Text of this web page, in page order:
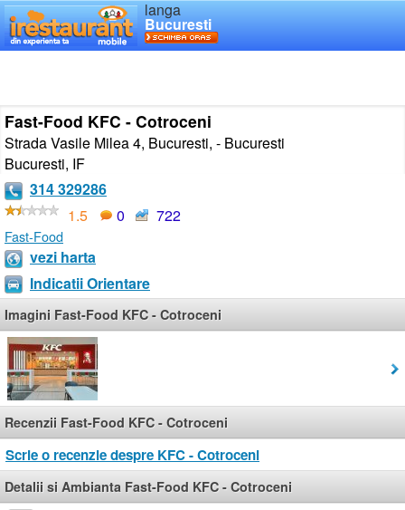
langa
Bucuresti
Fast-Food KFC - Cotroceni
Strada Vasile Milea 4, Bucuresti, - Bucuresti
Bucuresti, IF
314 329286
1.5
0 722
Fast-Food
vezi harta
Indicatii Orientare
Imagini Fast-Food KFC - Cotroceni
Recenzii Fast-Food KFC - Cotroceni
Scrie o recenzie despre KFC - Cotroceni
Detalii si Ambianta Fast-Food KFC - Cotroceni